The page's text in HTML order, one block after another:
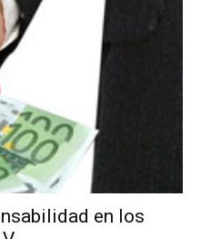
en los